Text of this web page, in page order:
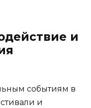
и
событиям в
и